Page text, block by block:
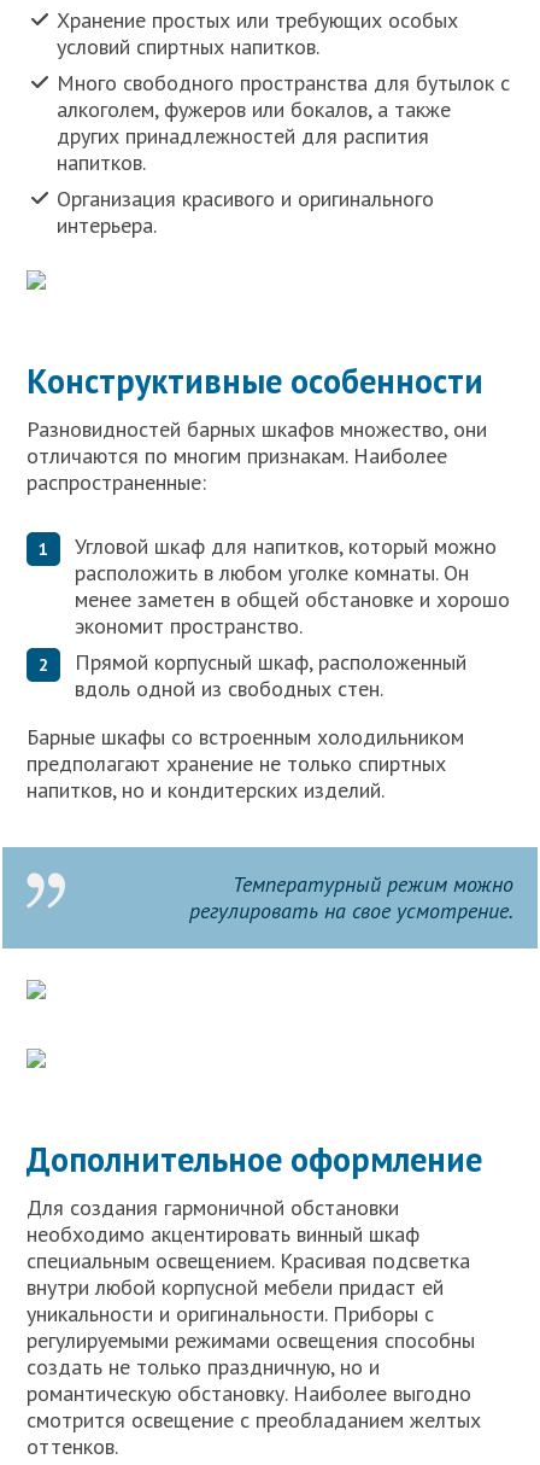
Хранение простых или требующих особых
условий спиртных напитков.
Много свободного пространства для бутылок с
алкоголем, фужеров или бокалов, а также
других принадлежностей для распития
напитков.
Организация красивого и оригинального
интерьера.
Конструктивные особенности
Разновидностей барных шкафов множество, они
отличаются по многим признакам. Наиболее
распространенные:
Угловой шкаф для напитков, который можно
расположить в любом уголке комнаты. Он
менее заметен в общей обстановке и хорошо
экономит пространство.
Прямой корпусный шкаф, расположенный
вдоль одной из свободных стен.
Барные шкафы со встроенным холодильником
предполагают хранение не только спиртных
напитков, но и кондитерских изделий.
Температурный режим можно
регулировать на свое усмотрение.
Дополнительное оформление
Для создания гармоничной обстановки
необходимо акцентировать винный шкаф
специальным освещением. Красивая подсветка
внутри любой корпусной мебели придаст ей
уникальности и оригинальности. Приборы с
регулируемыми режимами освещения способны
создать не только праздничную, но и
романтическую обстановку. Наиболее выгодно
смотрится освещение с преобладанием желтых
оттенков.